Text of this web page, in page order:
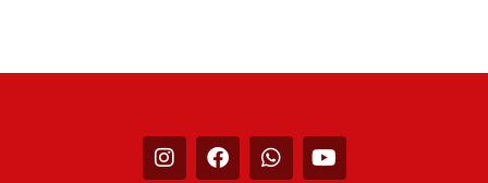
I
n
F
a
W
h
Y
o